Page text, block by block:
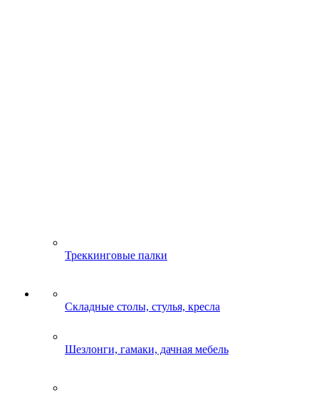
Треккинговые палки
Складные столы, стулья, кресла
Шезлонги, гамаки, дачная мебель